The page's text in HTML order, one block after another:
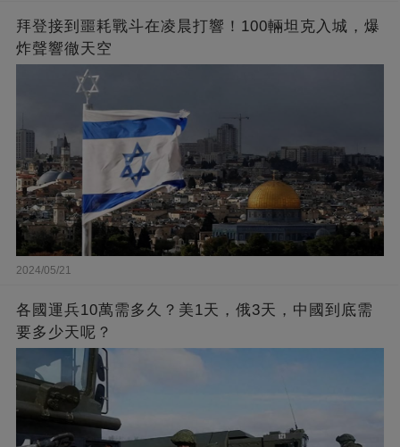
拜登接到噩耗戰斗在凌晨打響！100輛坦克入城，爆
炸聲響徹天空
2024/05/21
各國運兵10萬需多久？美1天，俄3天，中國到底需
要多少天呢？